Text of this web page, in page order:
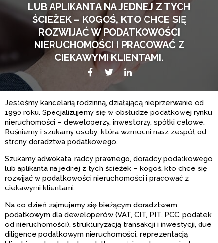
LUB APLIKANTA NA JEDNEJ Z TYCH
ŚCIEŻEK – KOGOŚ, KTO CHCE SIĘ
ROZWIJAĆ W PODATKOWOŚCI
NIERUCHOMOŚCI I PRACOWAĆ Z
CIEKAWYMI KLIENTAMI.
Facebook
TwitterLikedIn
Jesteśmy kancelarią rodzinną, działającą nieprzerwanie od
1990 roku. Specjalizujemy się w obsłudze podatkowej rynku
nieruchomości – deweloperzy, inwestorzy, spółki celowe.
Rośniemy i szukamy osoby, która wzmocni nasz zespół od
strony doradztwa podatkowego.
Szukamy adwokata, radcy prawnego, doradcy podatkowego
lub aplikanta na jednej z tych ścieżek – kogoś, kto chce się
rozwijać w podatkowości nieruchomości i pracować z
ciekawymi klientami.
Na co dzień zajmujemy się bieżącym doradztwem
podatkowym dla deweloperów (VAT, CIT, PIT, PCC, podatek
od nieruchomości), strukturyzacją transakcji i inwestycji, due
diligence podatkowym nieruchomości, reprezentacją